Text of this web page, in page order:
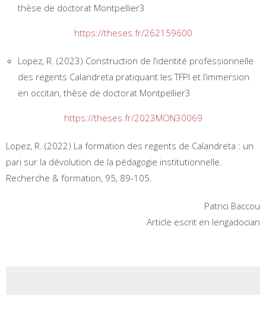
thèse de doctorat Montpellier3
https://theses.fr/262159600
Lopez, R. (2023) Construction de l’identité professionnelle
des regents Calandreta pratiquant les TFPI et l’immersion
en occitan, thèse de doctorat Montpellier3
https://theses.fr/2023MON30069
Lopez, R. (2022) La formation des regents de Calandreta : un
pari sur la dévolution de la pédagogie institutionnelle.
Recherche & formation, 95, 89-105.
Patrici Baccou
Article escrit en lengadocian